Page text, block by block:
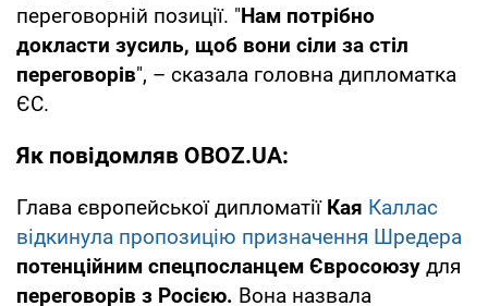
переговорній позиції. "Нам потрібно
докласти зусиль, щоб вони сіли за стіл
переговорів", – сказала головна дипломатка
ЄС.
Як повідомляв OBOZ.UA:
Глава європейської дипломатії Кая Каллас
відкинула пропозицію призначення Шредера
потенційним спецпосланцем Євросоюзу для
переговорів з Росією. Вона назвала